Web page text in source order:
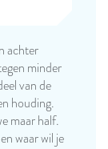
achter
minder
van de
houding.
maar half.
waar wil je